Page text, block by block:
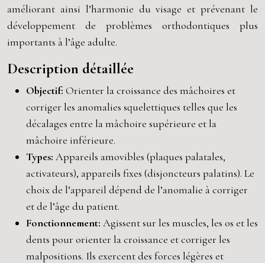
améliorant ainsi l’harmonie du visage et prévenant le
développement de problèmes orthodontiques plus
importants à l’âge adulte.
Description détaillée
Objectif: Orienter la croissance des mâchoires et
corriger les anomalies squelettiques telles que les
décalages entre la mâchoire supérieure et la
mâchoire inférieure.
Types: Appareils amovibles (plaques palatales,
activateurs), appareils fixes (disjoncteurs palatins). Le
choix de l’appareil dépend de l’anomalie à corriger
et de l’âge du patient.
Fonctionnement: Agissent sur les muscles, les os et les
dents pour orienter la croissance et corriger les
malpositions. Ils exercent des forces légères et